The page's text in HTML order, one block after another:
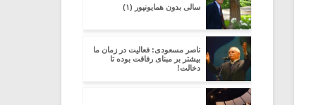
سالی بدون همایون­پور (۱)
ناصر مسعودی: فعالیت در زمان ما
بیشتر بر مبنای رفاقت بوده تا
دخالت!